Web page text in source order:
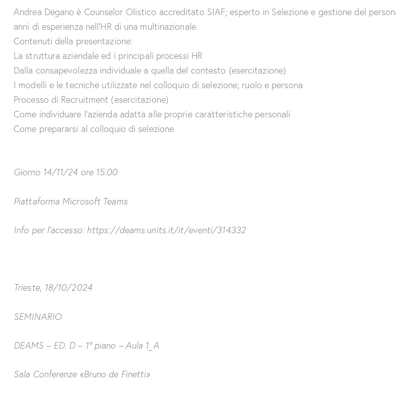
Andrea Degano è Counselor Olistico accreditato SIAF; esperto in Selezione e gestione del
anni di esperienza nell’HR di una multinazionale.
Contenuti della presentazione:
La struttura aziendale ed i principali processi HR
Dalla consapevolezza individuale a quella del contesto (esercitazione)
I modelli e le tecniche utilizzate nel colloquio di selezione; ruolo e persona
Processo di Recruitment (esercitazione)
Come individuare l’azienda adatta alle proprie caratteristiche personali
Come prepararsi al colloquio di selezione
Giorno 14/11/24 ore 15:00
Piattaforma Microsoft Teams
Info per l’accesso: https://deams.units.it/it/eventi/314332
Trieste, 18/10/2024
SEMINARIO
DEAMS – ED. D – 1° piano – Aula 1_A
Sala Conferenze «Bruno de Finetti»